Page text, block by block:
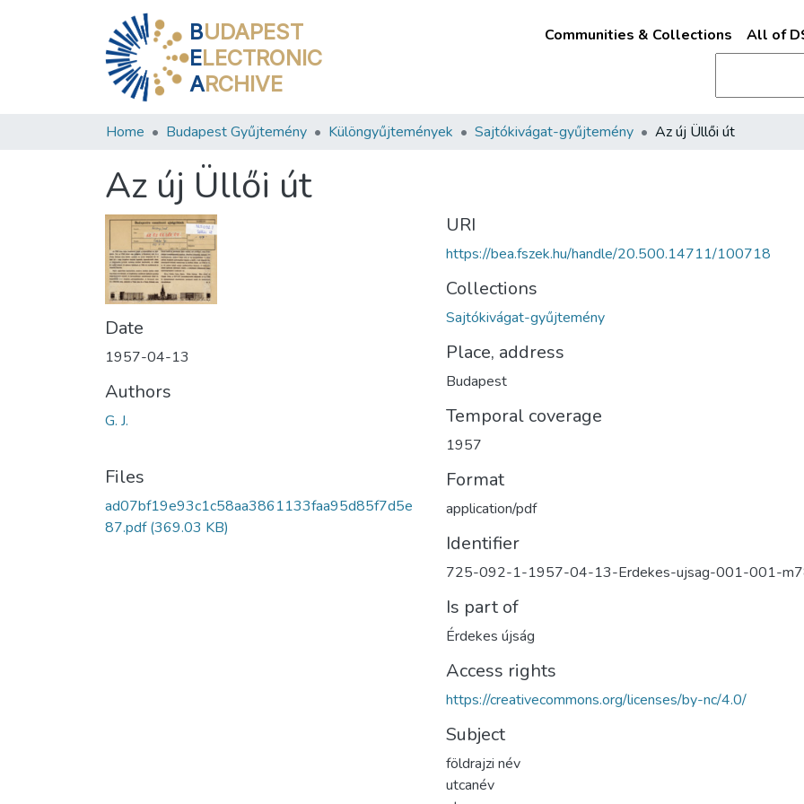
BUDAPEST
ELECTRONIC
ARCHIVE
Communities & Collections All of
Home Budapest Gyűjtemény Különgyűjtemények Sajtókivágat-gyűjtemény Az új Üllői út
Az új Üllői út
Date
1957-04-13
Authors
G. J.
Files
ad07bf19e93c1c58aa3861133faa95d85f7d5e
87.pdf(369.03 KB)
URI
https://bea.fszek.hu/handle/20.500.14711/100718
Collections
Sajtókivágat-gyűjtemény
Place, address
Budapest
Temporal coverage
1957
Format
application/pdf
Identifier
725-092-1-1957-04-13-Erdekes-ujsag-001-001-
Is part of
Érdekes újság
Access rights
https://creativecommons.org/licenses/by-nc/4.0/
Subject
földrajzi név
utcanév